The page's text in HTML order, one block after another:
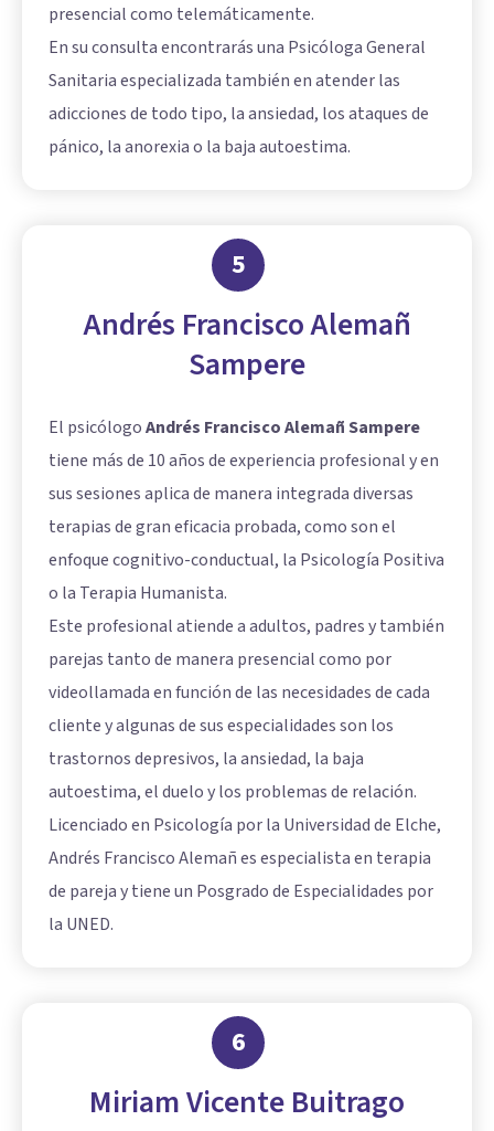
presencial como telemáticamente.
En su consulta encontrarás una Psicóloga General
Sanitaria especializada también en atender las
adicciones de todo tipo, la ansiedad, los ataques de
pánico, la anorexia o la baja autoestima.
5
Andrés Francisco Alemañ
Sampere
El psicólogoAndrés Francisco Alemañ Sampere
tiene más de 10 años de experiencia profesional y en
sus sesiones aplica de manera integrada diversas
terapias de gran eficacia probada, como son el
enfoque cognitivo-conductual, la Psicología Positiva
o la Terapia Humanista.
Este profesional atiende a adultos, padres y también
parejas tanto de manera presencial como por
videollamada en función de las necesidades de cada
cliente y algunas de sus especialidades son los
trastornos depresivos, la ansiedad, la baja
autoestima, el duelo y los problemas de relación.
Licenciado en Psicología por la Universidad de Elche,
Andrés Francisco Alemañ es especialista en terapia
de pareja y tiene un Posgrado de Especialidades por
la UNED.
6
Miriam Vicente Buitrago